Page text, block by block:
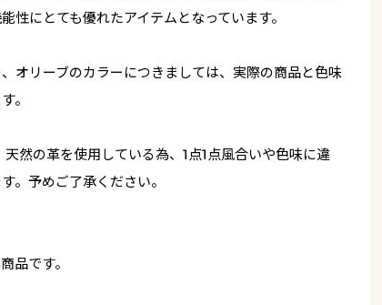
性にとても優れたアイテムとなっています。
オリーブのカラーにつきましては、実際の商品と色味
。
然の革を使用している為、1点1点風合いや色味に違
。予めご了承ください。
品です。